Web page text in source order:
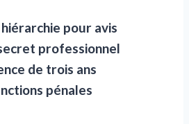
pour avis
professionnel
de trois ans
pénales